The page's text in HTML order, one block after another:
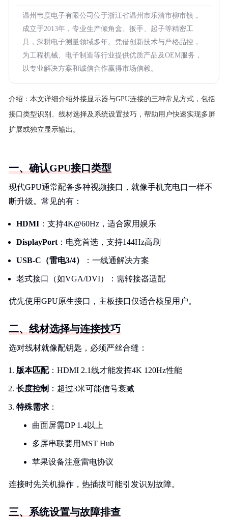
温州韦度电子有限公司位于浙江省温州市乐清市柳市镇，
成立于2013年，专业生产倾角盒、扳手、起子等精密工
具，深耕电子测量领域多年。凭借创新技术与严格品控，
为工程机械、电子制造等行业提供优质产品及OEM服务，
以专业解决方案和诚信合作赢得市场信赖。
介绍： 本文详细介绍外接显示器与GPU连接的三种常见方式，包括
接口类型识别、线材选择及系统设置技巧，帮助用户快速实现多屏
扩展或独立显示输出。
一、确认GPU接口类型
现代GPU通常配备多种视频接口，就像手机充电口一样不
断升级。常见的有：
HDMI ：支持4K@60Hz，适合家用娱乐
DisplayPort ：电竞首选，支持144Hz高刷
USB-C（雷电3/4） ：一线通解决方案
老式接口（如VGA/DVI）：需转接器适配
优先使用GPU原生接口，主板接口仅适合核显用户。
二、线材选择与连接技巧
选对线材就像配钥匙，必须严丝合缝：
版本匹配：HDMI 2.1线才能发挥4K 120Hz性能
长度控制 ：超过3米可能信号衰减
特殊需求 ：
曲面屏需DP 1.4以上
多屏串联要用MST Hub
苹果设备注意雷电协议
连接时先关机操作，热插拔可能引发识别故障。
三、系统设置与故障排查